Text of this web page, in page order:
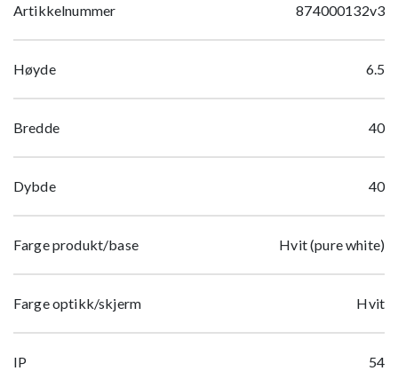
Artikkelnummer 874000132v3
Høyde 6.5
Bredde 40
Dybde 40
Farge produkt/base Hvit (pure white)
Farge optikk/skjerm Hvit
IP 54